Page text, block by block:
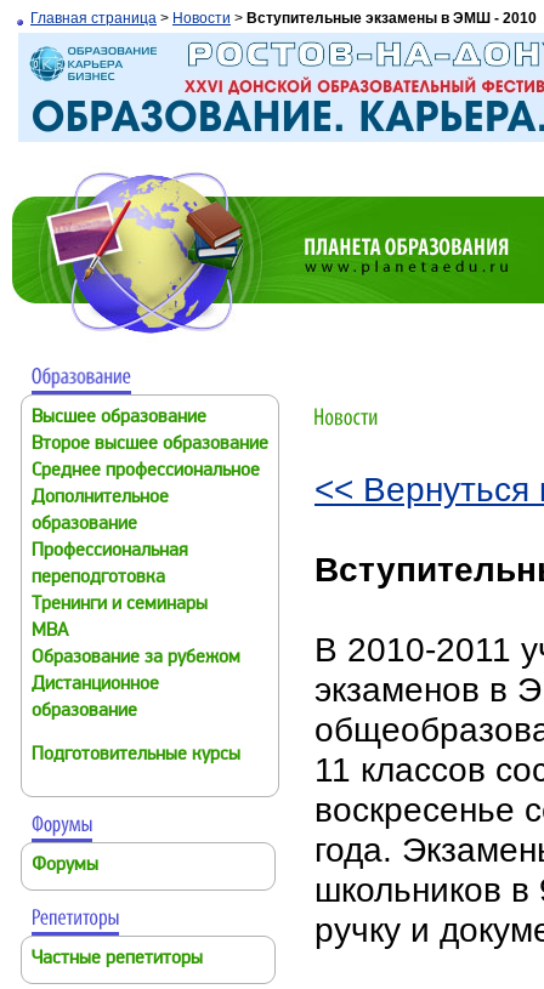
Главная страница > Новости > Вступительные экзамены в ЭМШ - 2010
Высшее образование
Второе высшее образование
Среднее профессиональное
Дополнительное
образование
Профессиональная
переподготовка
Тренинги и семинары
MBA
Образование за рубежом
Дистанционное
образование
Подготовительные курсы
Форумы
Частные репетиторы
<< Вернуться
В 2010-2011
экзаменов в
11 классов
воскресенье
года.
школьников
ручку и